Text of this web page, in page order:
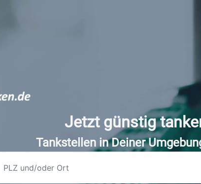
Jetzt günstig
Tankstellen in Deiner